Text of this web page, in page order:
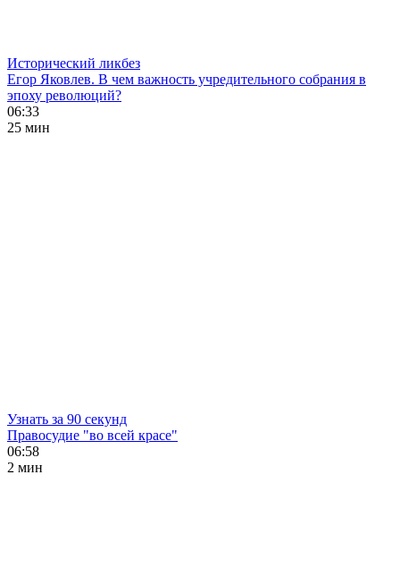
Исторический ликбез
Егор Яковлев. В чем важность учредительного собрания в
эпоху революций?
06:33
25 мин
Узнать за 90 секунд
Правосудие "во всей красе"
06:58
2 мин